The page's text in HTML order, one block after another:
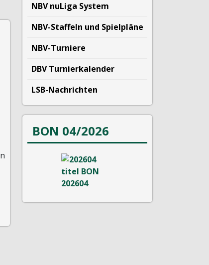
NBV nuLiga System
NBV-Staffeln und Spielpläne
NBV-Turniere
DBV Turnierkalender
LSB-Nachrichten
BON 04/2026